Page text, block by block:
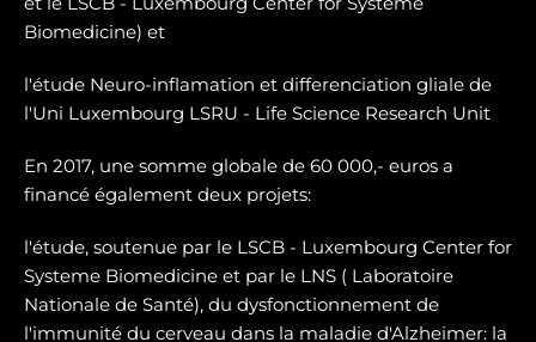
Biomedicine) et
l'étude Neuro-inflamation et differenciation gliale de
l'Uni Luxembourg LSRU - Life Science Research Unit
En 2017, une somme globale de 60 000,- euros a
financé également deux projets:
l'étude, soutenue par le LSCB - Luxembourg Center for
Systeme Biomedicine et par le LNS ( Laboratoire
Nationale de Santé), du dysfonctionnement de
l'immunité du cerveau dans la maladie d'Alzheimer: la